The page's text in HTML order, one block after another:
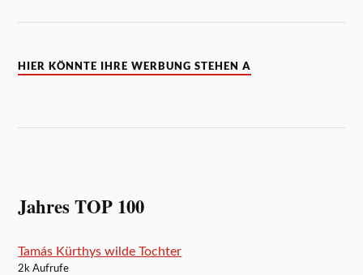
HIER KÖNNTE IHRE WERBUNG STEHEN A
Jahres TOP 100
Tamás Kürthys wilde Tochter
2k Aufrufe